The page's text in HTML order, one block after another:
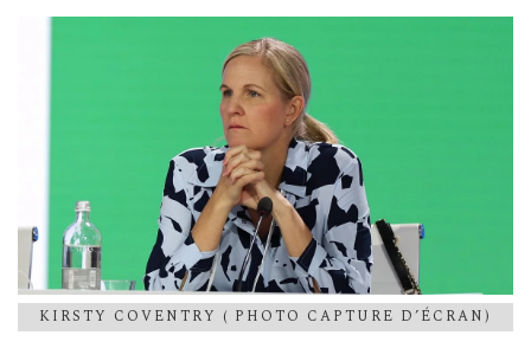
KIRSTY COVENTRY ( PHOTO CAPTURE D’ÉCRAN)